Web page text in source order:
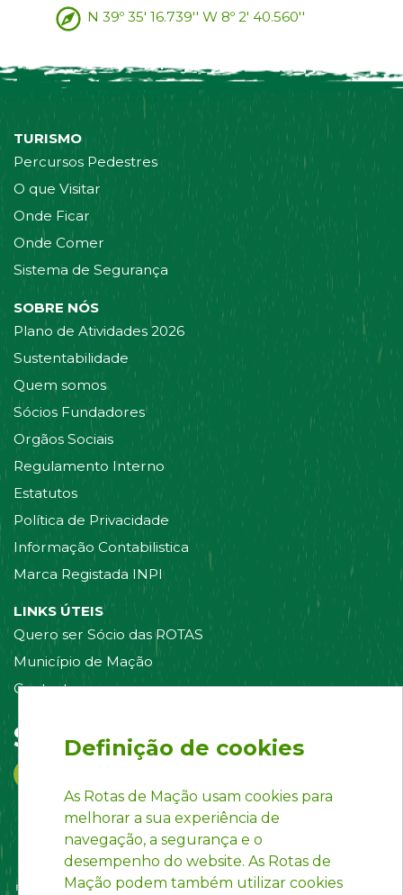
N 39º 35' 16.739'' W 8º 2' 40.560''
TURISMO
Percursos Pedestres
O que Visitar
Onde Ficar
Onde Comer
Sistema de Segurança
SOBRE NÓS
Plano de Atividades 2026
Sustentabilidade
Quem somos
Sócios Fundadores
Orgãos Sociais
Regulamento Interno
Estatutos
Política de Privacidade
Informação Contabilistica
Marca Registada INPI
LINKS ÚTEIS
Quero ser Sócio das ROTAS
Município de Mação
Contacte-nos
Siga-nos em:
Definição de cookies
As Rotas de Mação usam cookies para
melhorar a sua experiência de
navegação, a segurança e o
desempenho do website. As Rotas de
Mação podem também utilizar cookies